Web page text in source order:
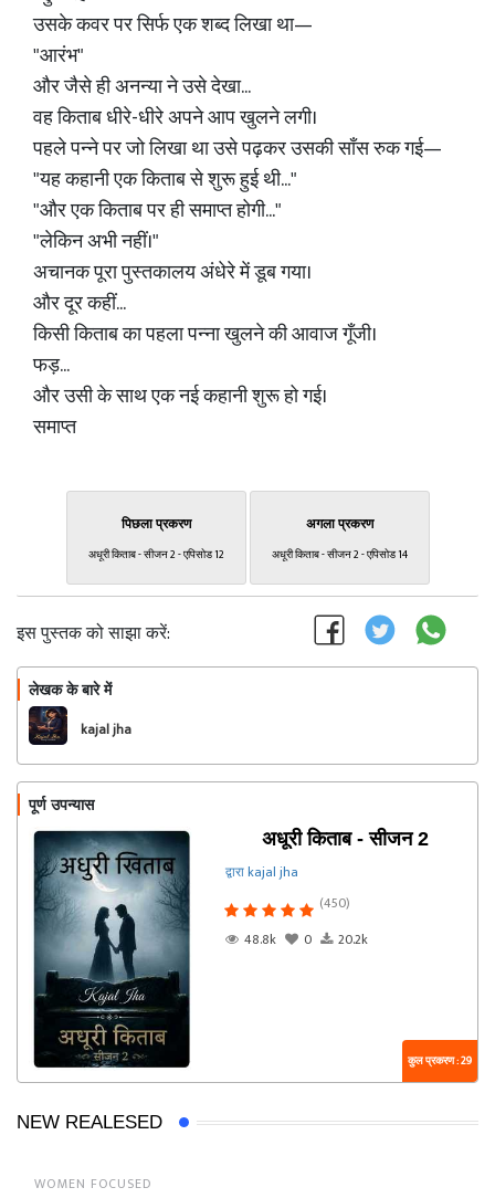
उसके कवर पर सिर्फ एक शब्द लिखा था—
"आरंभ"
और जैसे ही अनन्या ने उसे देखा...
वह किताब धीरे-धीरे अपने आप खुलने लगी।
पहले पन्ने पर जो लिखा था उसे पढ़कर उसकी साँस रुक गई—
"यह कहानी एक किताब से शुरू हुई थी..."
"और एक किताब पर ही समाप्त होगी..."
"लेकिन अभी नहीं।"
अचानक पूरा पुस्तकालय अंधेरे में डूब गया।
और दूर कहीं...
किसी किताब का पहला पन्ना खुलने की आवाज गूँजी।
फड़...
और उसी के साथ एक नई कहानी शुरू हो गई।
समाप्त
पिछला प्रकरण
अधूरी किताब - सीजन 2 - एपिसोड 12
अगला प्रकरण
अधूरी किताब - सीजन 2 - एपिसोड 14
इस पुस्तक को साझा करें:
लेखक के बारे में
kajal jha
पूर्ण उपन्यास
अधूरी किताब - सीजन 2
द्वारा kajal jha
(450)
48.8k
0 20.2k
कुल प्रकरण : 29
NEW REALESED
WOMEN FOCUSED